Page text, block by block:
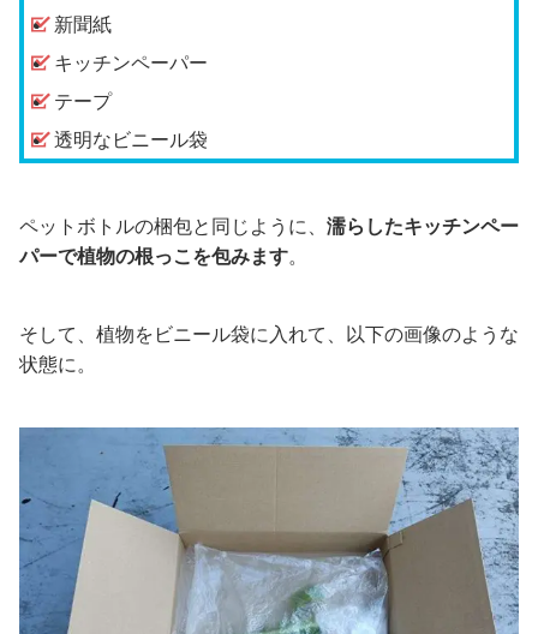
新聞紙
キッチンペーパー
テープ
透明なビニール袋
ペットボトルの梱包と同じように、 濡らしたキッチンペー
パーで植物の根っこを包みます。
そして、植物をビニール袋に入れて、以下の画像のような
状態に。